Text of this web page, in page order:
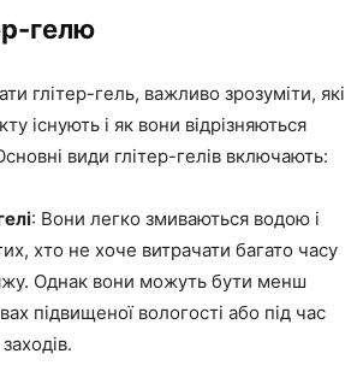
гелю
глітер-гель, важливо зрозуміти, які
існують і як вони відрізняються
види глітер-гелів включають:
: Вони легко змиваються водою і
хто не хоче витрачати багато часу
Однак вони можуть бути менш
підвищеної вологості або під час